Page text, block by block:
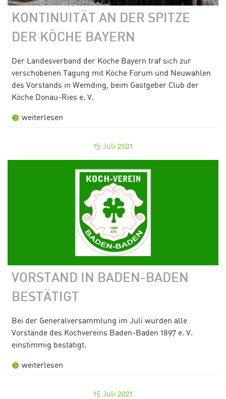
KONTINUITÄT AN DER SPITZE
DER KÖCHE BAYERN
Der Landesverband der Köche Bayern traf sich zur
verschobenen Tagung mit Köche Forum und Neuwahlen
des Vorstands in Wemding, beim Gastgeber Club der
Köche Donau-Ries e. V.
weiterlesen
15 Juli 2021
VORSTAND IN BADEN-BADEN
BESTÄTIGT
Bei der Generalversammlung im Juli wurden alle
Vorstände des Kochvereins Baden-Baden 1897 e. V.
einstimmig bestätigt.
weiterlesen
15 Juli 2021